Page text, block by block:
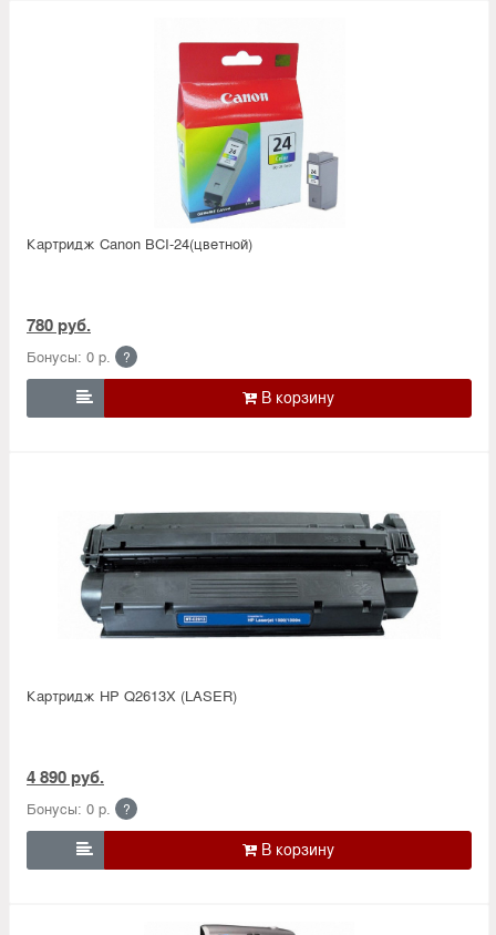
Картридж Canon BCI-24(цветной)
780 руб.
Бонусы: 0 р. ?

Картридж HP Q2613X (LASER)
4 890 руб.
Бонусы: 0 р. ?
